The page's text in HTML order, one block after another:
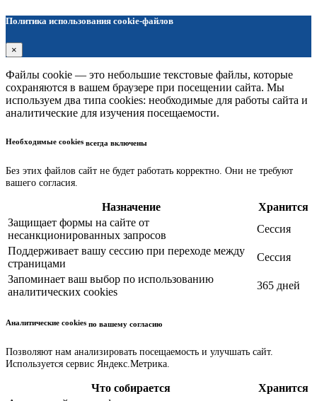
Политика использования cookie-файлов
×
Файлы cookie — это небольшие текстовые файлы, которые
сохраняются в вашем браузере при посещении сайта. Мы
используем два типа cookies: необходимые для работы сайта и
аналитические для изучения посещаемости.
Необходимые cookies всегда включены
Без этих файлов сайт не будет работать корректно. Они не требуют
вашего согласия.
Назначение
Хранится
Защищает формы на сайте от
несанкционированных запросов
Сессия
Поддерживает вашу сессию при переходе между
страницами
Сессия
Запоминает ваш выбор по использованию
аналитических cookies
365 дней
Аналитические cookies по вашему согласию
Позволяют нам анализировать посещаемость и улучшать сайт.
Используется сервис Яндекс.Метрика.
Что собирается
Хранится